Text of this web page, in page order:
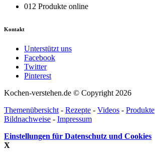
012 Produkte online
Kontakt
Unterstützt uns
Facebook
Twitter
Pinterest
Kochen-verstehen.de © Copyright 2026
Themenübersicht- Rezepte - Videos - Produkte
Bildnachweise - Impressum
Einstellungen für Datenschutz und Cookies
X